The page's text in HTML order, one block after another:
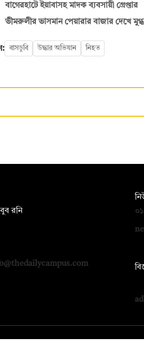
বাগেরহাটে ইয়াবাসহ মাদক ব্যবসায়ী গ্রেপ্তার
ভীমরুলীর ভাসমান পেয়ারার বাজার দেখে মুগ্ধ
বাসডুবি উদ্ধার অভিযান নিহত
রনি